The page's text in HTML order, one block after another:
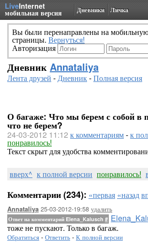
LiveInternet
мобильная версия Дневники Личка
Вы были перенаправлены на
страницы. Вернуться!
Авторизация
Дневник Annataliya
Лента друзей -Дневник-Полная версия
О багаже: Что мы берем с собой в
что не берем?
24-03-2012 11:12 к комментариям-к
понравилось!
Текст скрыт для удобства
вверх^ к полной версии понравилось!
Комментарии (234): «первая «назад
Annataliya 25-03-2012-19:58 удалить
Ответ на комментарий Elena_Kalusch #
тоже не пускают. Только в багаж.
Обратиться - Ответить - К полной версии